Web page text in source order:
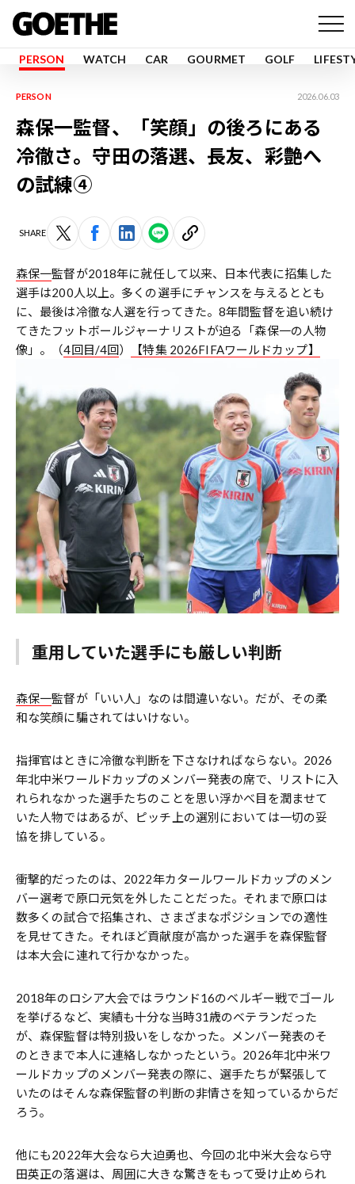
PERSON WATCH CAR GOURMET GOLF
PERSON 2026.06.03
森保一監督、「笑顔」の後ろにある
冷徹さ。守田の落選、長友、彩艶へ
の試練④
SHARE
森保一監督が2018年に就任して以来、日本代表に招集した
選手は200人以上。多くの選手にチャンスを与えるととも
に、最後は冷徹な人選を行ってきた。8年間監督を追い続け
てきたフットボールジャーナリストが迫る「森保一の人物
像」。（4回目/4回） 【特集 2026FIFAワールドカップ】
重用していた選手にも厳しい判断
森保一監督が「いい人」なのは間違いない。だが、その柔
和な笑顔に騙されてはいけない。
指揮官はときに冷徹な判断を下さなければならない。2026
年北中米ワールドカップのメンバー発表の席で、リストに入
れられなかった選手たちのことを思い浮かべ目を潤ませて
いた人物ではあるが、ピッチ上の選別においては一切の妥
協を排している。
衝撃的だったのは、2022年カタールワールドカップのメン
バー選考で原口元気を外したことだった。それまで原口は
数多くの試合で招集され、さまざまなポジションでの適性
を見せてきた。それほど貢献度が高かった選手を森保監督
は本大会に連れて行かなかった。
2018年のロシア大会ではラウンド16のベルギー戦でゴール
を挙げるなど、実績も十分な当時31歳のベテランだった
が、森保監督は特別扱いをしなかった。メンバー発表のそ
のときまで本人に連絡しなかったという。2026年北中米ワ
ールドカップのメンバー発表の際に、選手たちが緊張して
いたのはそんな森保監督の判断の非情さを知っているからだ
ろう。
他にも2022年大会なら大迫勇也、今回の北中米大会なら守
田英正の落選は、周囲に大きな驚きをもって受け止められ